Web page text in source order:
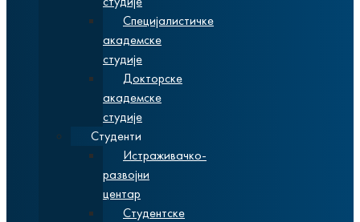
Специјалистичке
академске
студије
Докторске
академске
студије
Студенти
Истраживачко-
развојни
центар
Студентске